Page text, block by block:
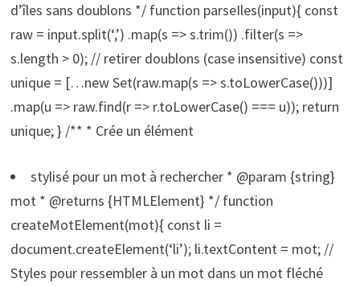
d’îles sans doublons */ function parseIles(input){ const
raw = input.split(‘,’) .map(s => s.trim()) .filter(s =>
s.length > 0); // retirer doublons (case insensitive) const
unique = […new Set(raw.map(s => s.toLowerCase()))]
.map(u => raw.find(r => r.toLowerCase() === u)); return
unique; } /** * Crée un élément
stylisé pour un mot à rechercher * @param {string}
mot * @returns {HTMLElement} */ function
createMotElement(mot){ const li =
document.createElement(‘li’); li.textContent = mot; //
Styles pour ressembler à un mot dans un mot fléché